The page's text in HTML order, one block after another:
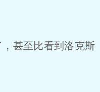
甚至比看到洛克斯